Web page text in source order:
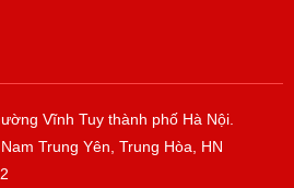
Vĩnh Tuy thành phố Hà Nội.
Trung Yên, Trung Hòa, HN